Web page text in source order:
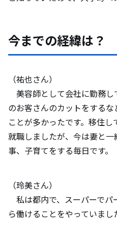
今までの経緯は？
（祐也さん）
美容師として会社に勤務し
のお客さんのカットをする
ことが多かったです。移住
就職しましたが、今は妻と
事、子育てをする毎日です。
（玲美さん）
私は都内で、スーパーでパ
ら働けることをやっていまし